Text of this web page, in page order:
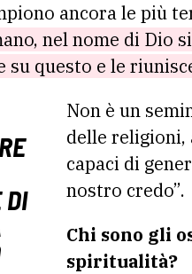
ancora le più
nel nome di Dio
su questo e le
DI
Non è un
delle religioni,
capaci di
nostro credo”.
Chi sono gli
spiritualità?